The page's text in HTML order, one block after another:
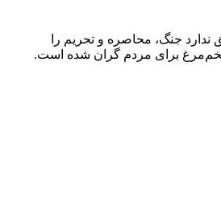
جنگ، محاصره و تحریم را
تخم‌مرغ برای مردم گران شده است.